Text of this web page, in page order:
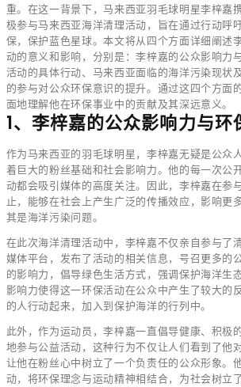
重。在这一背景下，马来西亚羽毛球明星李梓嘉
极参与马来西亚海洋清理活动，旨在通过行动呼
保，保护蓝色星球。本文将从四个方面详细阐述
动的意义和影响，分别是：李梓嘉的公众影响力
活动的具体行动、马来西亚面临的海洋污染现状
的参与对公众环保意识的提升。通过这四个方面
面地理解他在环保事业中的贡献及其深远意义。
1、李梓嘉的公众影响力与环
作为马来西亚的羽毛球明星，李梓嘉无疑是公众
着巨大的粉丝基础和社会影响力。他的每一次公
动都会吸引媒体的高度关注。因此，李梓嘉在参
止，能够在社会上产生广泛的传播效应，影响更
其是海洋污染问题。
在此次海洋清理活动中，李梓嘉不仅亲自参与了
媒体平台，发布了活动的相关信息，号召更多的
的影响力，倡导绿色生活方式，强调保护海洋生
影响力使得这一环保活动在公众中产生了较大的
的人行动起来，加入到保护海洋的行列中。
此外，作为运动员，李梓嘉一直倡导健康、积极
地参与公益活动，这种行为不仅让人们看到了他
让他在粉丝心中树立了一个负责任的公众形象。
动，将环保理念与运动精神相结合，为社会树立